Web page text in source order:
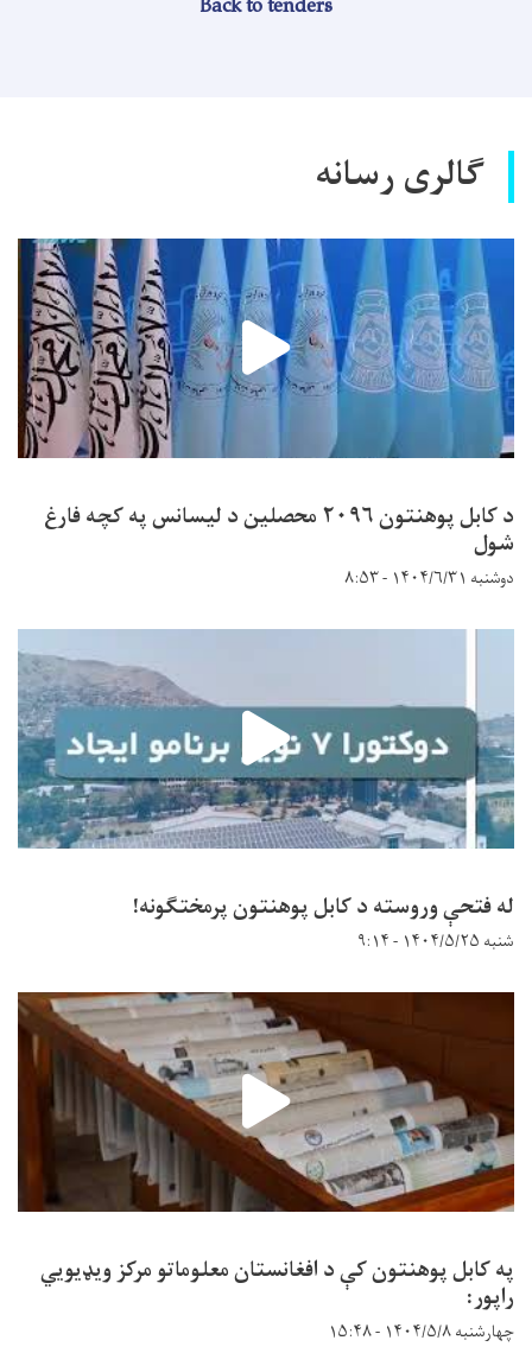
گالری رسانه
د کابل پوهنتون ۲۰۹۶ محصلین د لیسانس په کچه فارغ
شول
دوشنبه ۱۴۰۴/۶/۳۱ - ۸:۵۳
له فتحې وروسته د کابل پوهنتون پرمختګونه!
شنبه ۱۴۰۴/۵/۲۵ - ۹:۱۴
په کابل پوهنتون کې د افغانستان معلوماتو مرکز ویډیويي
راپور:
چهارشنبه ۱۴۰۴/۵/۸ - ۱۵:۴۸